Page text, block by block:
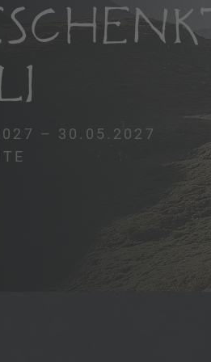
– 30.05.2027